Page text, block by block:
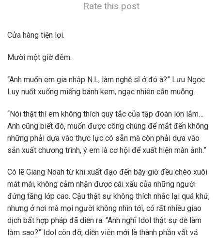
Rate this post
Cửa hàng tiện lợi.
Mười một giờ đêm.
“Anh muốn em gia nhập N.L, làm nghệ sĩ ở đó à?” Lưu Ngọc
Luy nuốt xuống miếng bánh kem, ngạc nhiên cắn muỗng.
“Nói thật thì em không thích quy tắc của tập đoàn lớn lắm…
Anh cũng biết đó, muốn được công chúng để mắt đến không
những phải dựa vào thực lực có sẵn mà còn phải dựa vào
sản xuất chương trình, ý em là cơ hội để xuất hiện màn ảnh.”
Có lẽ Giang Noah từ khi xuất đạo đến bây giờ đều chèo xuôi
mát mái, không cảm nhận được cái xấu của những người
đứng tầng lớp cao. Cậu thật sự không thích nhắc lại quá khứ,
nhưng ở nơi mà mọi người không nhìn tới, có rất nhiều giao
dịch bất hợp pháp đã diễn ra: “Anh nghĩ Idol thật sự dễ làm
lắm sao?” Idol còn đỡ, diễn viên mới là thành phần vất vả